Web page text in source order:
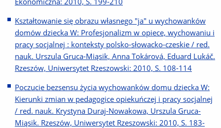
Kształtowanie się obrazu własnego "ja" u wychowanków
domów dziecka W: Profesjonalizm w opiece, wychowaniu i
pracy socjalnej : konteksty polsko-słowacko-czeskie / red.
nauk. Urszula Gruca-Miąsik, Anna Tokárová, Eduard Lukáč.
Rzeszów, Uniwersytet Rzeszowski: 2010, S. 108-114
Poczucie bezsensu życia wychowanków domu dziecka W:
Kierunki zmian w pedagogice opiekuńczej i pracy socjalnej
/ red. nauk. Krystyna Duraj-Nowakowa, Urszula Gruca-
Miąsik. Rzeszów, Uniwersytet Rzeszowski: 2010, S. 183-